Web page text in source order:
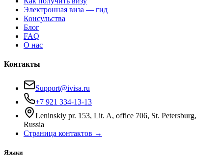
Электронная виза — гид
Консульства
Блог
FAQ
О нас
Контакты
Support@ivisa.ru
+7 921 334-13-13
Leninskiy pr. 153, Lit. A, office 706, St. Petersburg,
Russia
Страница контактов →
Языки